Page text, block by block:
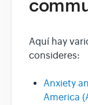
Aquí hay
consideres:
Anxiety
America